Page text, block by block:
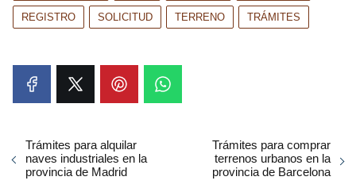
REGISTRO SOLICITUD TERRENO TRÁMITES
Trámites para alquilar
naves industriales en la
provincia de Madrid
Trámites para comprar
terrenos urbanos en la
provincia de Barcelona